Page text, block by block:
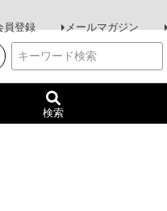
員登録 メールマガジン
検索